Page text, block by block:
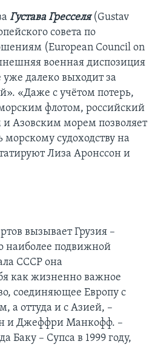
Густава Гресселя(Gustav
совета по
(European Council on
военная диспозиция
далеко выходит за
«Даже с учётом потерь,
флотом, российский
Азовским морем позволяет
морскому судоходству на
Лиза Аронссон и
вызывает Грузия –
наиболее подвижной
СССР она
как жизненно важное
соединяющее Европу с
а оттуда и с Азией, –
и Джеффри Манкофф. –
Баку – Супса в 1999 году,